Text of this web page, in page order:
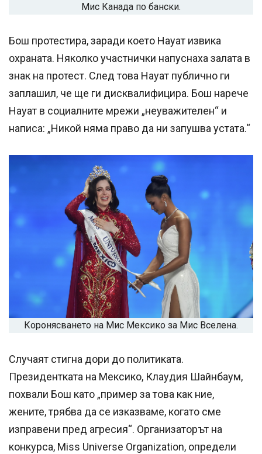
Мис Канада по бански.
Бош протестира, заради което Науат извика
охраната. Няколко участнички напуснаха залата в
знак на протест. След това Науат публично ги
заплашил, че ще ги дисквалифицира. Бош нарече
Науат в социалните мрежи „неуважителен“ и
написа: „Никой няма право да ни запушва устата.“
Коронясването на Мис Мексико за Мис Вселена.
Случаят стигна дори до политиката.
Президентката на Мексико, Клаудия Шайнбаум,
похвали Бош като „пример за това как ние,
жените, трябва да се изказваме, когато сме
изправени пред агресия“. Организаторът на
конкурса, Miss Universe Organization, определи